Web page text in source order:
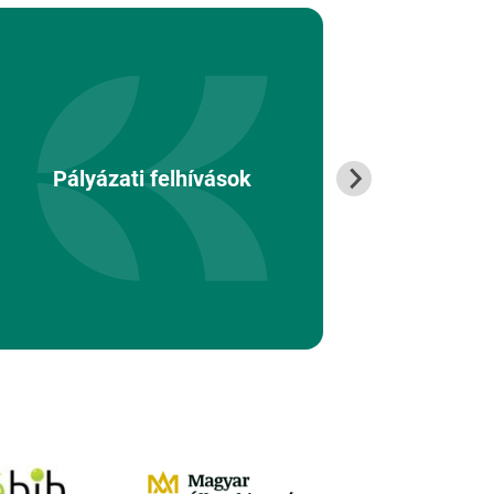
Pályázati felhívások